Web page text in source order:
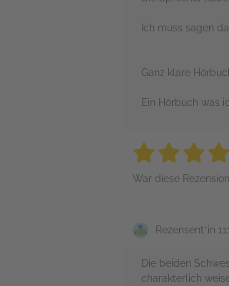
Ich muss sagen
Ganz klare
Ein Hörbuch was
5 5 5
War diese
Rezensent*in
Die beiden
charakterlich